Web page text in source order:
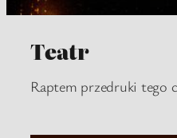
Teatr
Raptem przedruki tego